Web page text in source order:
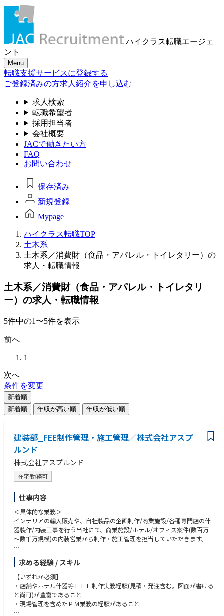
ハイクラス転職エージェ
ント
Menu
転職支援サービスに登録する
ご登録済みの方求人紹介を申し込む
求人検索
転職希望者
採用担当者
会社概要
JACで働きたい方
FAQ
お問い合わせ
保存済み
新規登録
Mypage
ハイクラス転職TOP
土木系
土木系／消費財（食品・アパレル・トイレタリー）の
求人・転職情報
土木系／消費財（食品・アパレル・トイレタリ
ー）の求人・転職情報
5件中の1〜5件を表示
前へ
1
次へ
条件を変更
新着順
新着順
年収が高い順 年収が低い順
建装部_FEE制作管理・施工管理／株式会社アスプ
ルンド
株式会社アスプルンド
在宅勤務可
仕事内容
＜具体的な業務＞
インテリアの輸入販売や、自社製品の企画制作/商業施設/各種専門店の什
器製作/内装工事を行う当社にて、商業施設/ホテル/オフィス案件(数百万
～数千万規模)の内装営業から制作・施工管理を担当していただきます。
【業務内容】
新規オープンやリニューアルを控えたホテルやオフィス、商業施設/店舗
のお客様に対して、内装・FFE工事を預かり、ゼロから空間をデザイン
し、家具・什器、内装工事などの企画に携わっていただきます。
【詳細】
自社・他社デザイン案件の積算業務/見積書作成/製作図面作成/製作工場へ
求める経験 / スキル
【いずれか必須】
・店舗やホテル什器等ＦＦＥ制作実務経験(見積・発注含む。図面が書ける
と尚可)が豊富であること
・現場管理を含めたＰＭ業務の経験があること